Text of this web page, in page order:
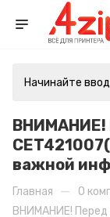
ВНИМАНИЕ!
важной
Главная — О
ВНИМАНИЕ! Перед